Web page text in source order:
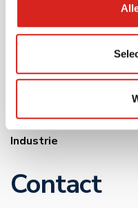
Musea
Zorg
Bedrijventerreinen
Industrie
Contact